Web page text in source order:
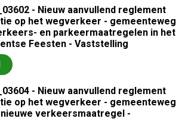
- Nieuw aanvullend reglement
op het wegverkeer - gemeenteweg
en parkeermaatregelen in het
Feesten - Vaststelling
- Nieuw aanvullend reglement
op het wegverkeer - gemeenteweg
nieuwe verkeersmaatregel -